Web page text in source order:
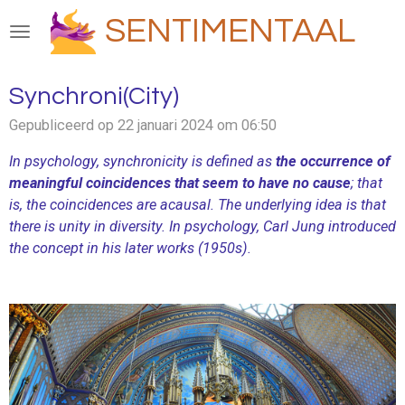
direct
de
hoofdinhoud
SENTIMENTAAL
Synchroni(City)
Gepubliceerd op 22 januari 2024 om 06:50
In psychology, synchronicity is defined as the occurrence of
meaningful coincidences that seem to have no cause; that
is, the coincidences are acausal. The underlying idea is that
there is unity in diversity. In psychology, Carl Jung introduced
the concept in his later works (1950s).